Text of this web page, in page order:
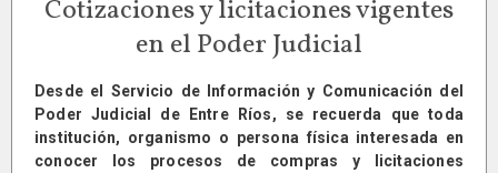
Cotizaciones y licitaciones vigentes
en el Poder Judicial
Desde el Servicio de Información y Comunicación del
Poder Judicial de Entre Ríos, se recuerda que toda
institución, organismo o persona física interesada en
conocer los procesos de compras y licitaciones